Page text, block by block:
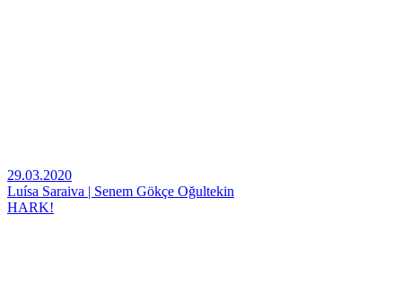
29.03.2020
Luísa Saraiva | Senem Gökçe Oğultekin
HARK!